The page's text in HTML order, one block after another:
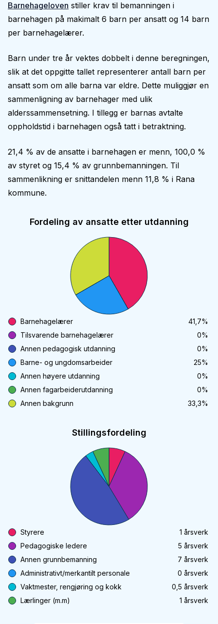
Barnehageloven stiller krav til bemanningen i
barnehagen på makimalt 6 barn per ansatt og 14 barn
per barnehagelærer.
Barn under tre år vektes dobbelt i denne beregningen,
slik at det oppgitte tallet representerer antall barn per
ansatt som om alle barna var eldre. Dette muliggjør en
sammenligning av barnehager med ulik
alderssammensetning. I tillegg er barnas avtalte
oppholdstid i barnehagen også tatt i betraktning.
21,4 % av de ansatte i barnehagen er menn, 100,0 %
av styret og 15,4 % av grunnbemanningen. Til
sammenlikning er snittandelen menn 11,8 % i Rana
kommune.
Fordeling av ansatte etter utdanning
Barnehagelærer 41,7%
Tilsvarende barnehagelærer
0%
Annen pedagogisk utdanning
0%
Barne- og ungdomsarbeider
25%
Annen høyere utdanning
0%
Annen fagarbeiderutdanning
0%
Annen bakgrunn
33,3%
Stillingsfordeling
Styrere 1 årsverk
Pedagogiske ledere
5 årsverk
Annen grunnbemanning
7 årsverk
Administrativt/merkantilt personale
0 årsverk
Vaktmester, rengjøring og kokk
0,5 årsverk
Lærlinger (m.m)
1 årsverk